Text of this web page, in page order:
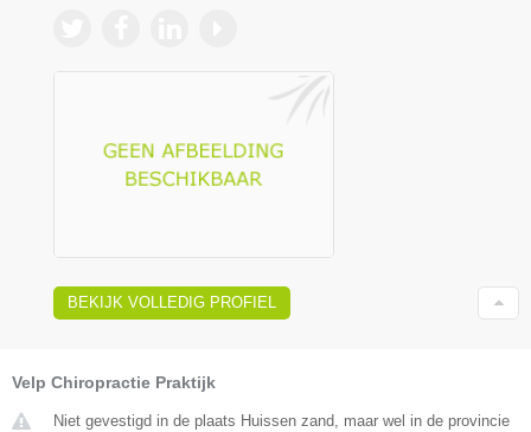
BEKIJK VOLLEDIG PROFIEL
Velp Chiropractie Praktijk
Niet gevestigd in de plaats Huissen zand, maar wel in de provincie